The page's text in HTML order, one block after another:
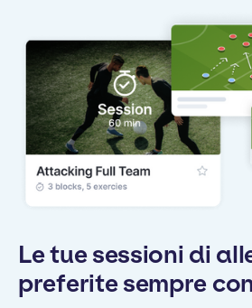
Le tue sessioni di
preferite sempre